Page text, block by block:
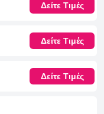
Δείτε Τιμές
Δείτε Τιμές
Δείτε Τιμές